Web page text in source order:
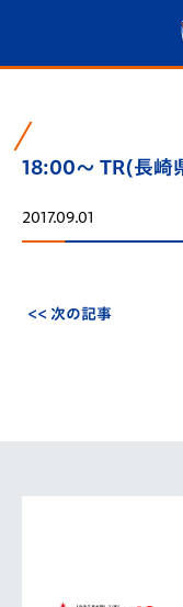
18:00～ TR(長崎
2017.09.01
<< 次の記事